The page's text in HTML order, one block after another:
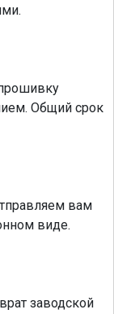
Общий срок
вам
виде.
заводской